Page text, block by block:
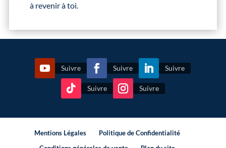
à revenir à toi.
Suivre Suivre Suivre
Suivre Suivre
Mentions Légales
Politique de Confidentialité